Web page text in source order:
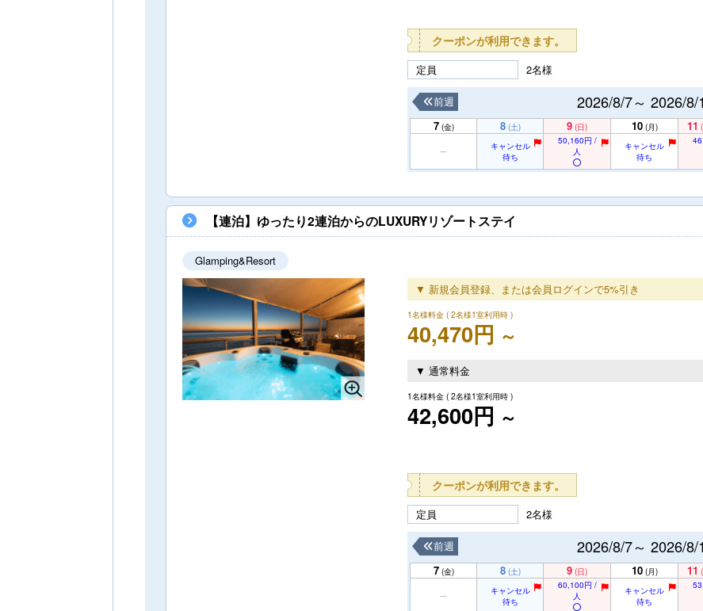
クーポンが利用できます。
定員 2名様
2026/8/7～ 2026/8/
前週
7 (金) 8 (土) 9 (日) 10 (月) 11
キャンセル
待ち
50,160円 /
人
キャンセル
待ち
【連泊】ゆったり2連泊からのLUXURYリゾートステイ
Glamping&Resort
▼ 新規会員登録、または会員ログインで5%引き
1名様料金 ( 2名様1室利用時 )
40,470円 ～
▼ 通常料金
1名様料金 ( 2名様1室利用時 )
42,600円 ～
クーポンが利用できます。
定員 2名様
2026/8/7～ 2026/8/
前週
7 (金) 8 (土) 9 (日) 10 (月) 11
キャンセル
待ち
60,100円 /
人
キャンセル
待ち